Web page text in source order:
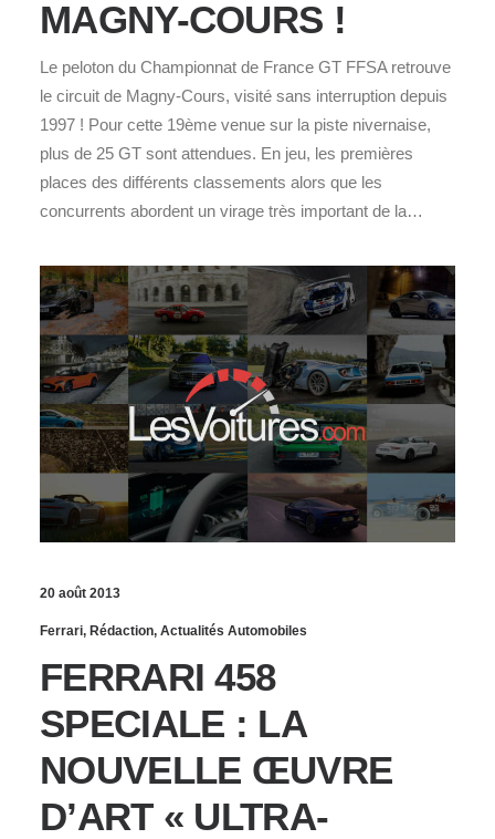
MAGNY-COURS !
Le peloton du Championnat de France GT FFSA retrouve
le circuit de Magny-Cours, visité sans interruption depuis
1997 ! Pour cette 19ème venue sur la piste nivernaise,
plus de 25 GT sont attendues. En jeu, les premières
places des différents classements alors que les
concurrents abordent un virage très important de la…
20 août 2013
Ferrari, Rédaction, Actualités Automobiles
FERRARI 458
SPECIALE : LA
NOUVELLE ŒUVRE
D’ART « ULTRA-